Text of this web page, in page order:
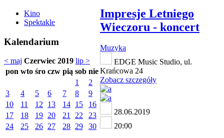
Kino
Spektakle
Kalendarium
< maj Czerwiec 2019 lip >
pon wto śro czw pią sob nie
1
2
3
4 5 6 7 8
9
10
11 12 13 14 15
16
17
18 19 20 21 22
23
24
25 26 27 28 29 30
Impresje Letniego
Wieczoru - koncert
Muzyka
EDGE Music Studio, ul.
Krańcowa 24
Zobacz szczegóły
28.06.2019
20:00